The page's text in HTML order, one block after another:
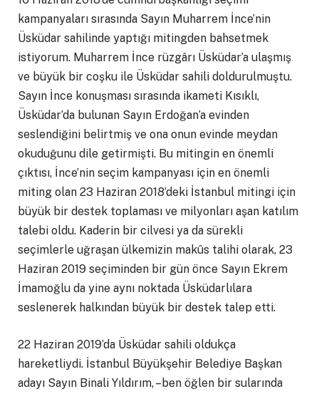
kampanyaları sırasında Sayın Muharrem İnce’nin
Üsküdar sahilinde yaptığı mitingden bahsetmek
istiyorum. Muharrem İnce rüzgârı Üsküdar’a ulaşmış
ve büyük bir coşku ile Üsküdar sahili doldurulmuştu.
Sayın İnce konuşması sırasında ikameti Kısıklı,
Üsküdar’da bulunan Sayın Erdoğan’a evinden
seslendiğini belirtmiş ve ona onun evinde meydan
okuduğunu dile getirmişti. Bu mitingin en önemli
çıktısı, İnce’nin seçim kampanyası için en önemli
miting olan 23 Haziran 2018’deki İstanbul mitingi için
büyük bir destek toplaması ve milyonları aşan katılım
talebi oldu. Kaderin bir cilvesi ya da sürekli
seçimlerle uğraşan ülkemizin makûs talihi olarak, 23
Haziran 2019 seçiminden bir gün önce Sayın Ekrem
İmamoğlu da yine aynı noktada Üsküdarlılara
seslenerek halkından büyük bir destek talep etti.
22 Haziran 2019’da Üsküdar sahili oldukça
hareketliydi. İstanbul Büyükşehir Belediye Başkan
adayı Sayın Binali Yıldırım, –ben öğlen bir sularında